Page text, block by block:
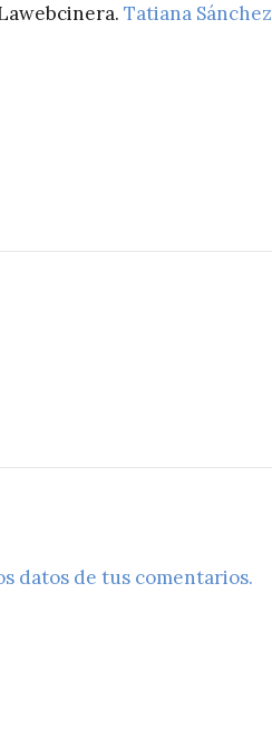
Tatiana Sánchez
datos de tus comentarios.